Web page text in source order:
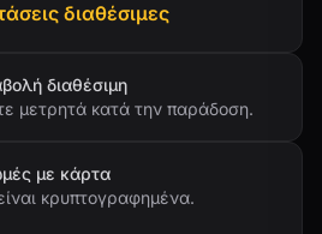
διαθέσιμες
διαθέσιμη
μετρητά κατά την παράδοση.
με κάρτα
κρυπτογραφημένα.